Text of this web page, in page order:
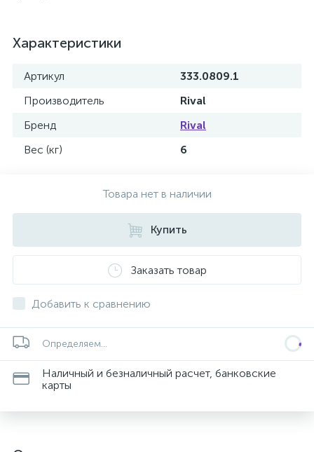
Характеристики
Артикул
333.0809.1
Производитель
Rival
Бренд
Rival
Вес (кг)
6
Товара нет в наличии
Купить
Заказать товар
Добавить к сравнению
Определяем...
Наличный и безналичный расчет, банковские
карты